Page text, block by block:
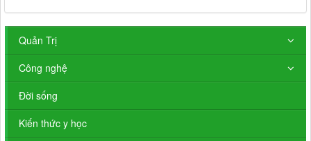
Quản Trị
Công nghệ
Đời sống
Kiến thức y học